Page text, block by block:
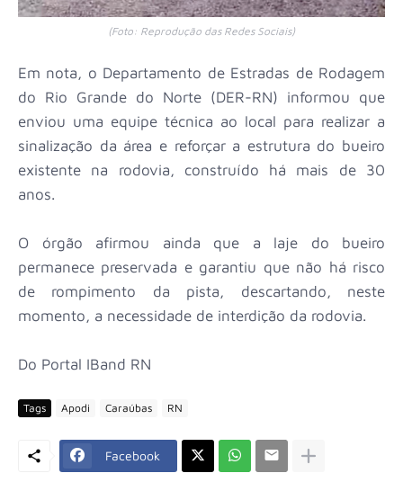
(Foto: Reprodução das Redes Sociais)
Em nota, o Departamento de Estradas de Rodagem
do Rio Grande do Norte (DER-RN) informou que
enviou uma equipe técnica ao local para realizar a
sinalização da área e reforçar a estrutura do bueiro
existente na rodovia, construído há mais de 30
anos.
O órgão afirmou ainda que a laje do bueiro
permanece preservada e garantiu que não há risco
de rompimento da pista, descartando, neste
momento, a necessidade de interdição da rodovia.
Do Portal IBand RN
Tags Apodi Caraúbas RN
Facebook